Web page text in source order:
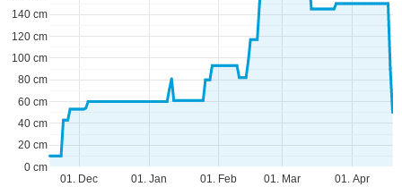
01. Dec 01. Jan 01. Feb 01. Mar 01. Apr
0 cm
20 cm
40 cm
60 cm
80 cm
100 cm
120 cm
140 cm